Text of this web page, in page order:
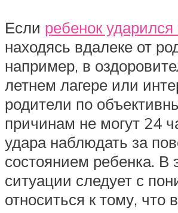
Если ребенок ударился
находясь вдалеке от
например, в
летнем лагере или
родители по
причинам не могут 24
удара наблюдать за
состоянием ребенка. В
ситуации следует с
относиться к тому, что